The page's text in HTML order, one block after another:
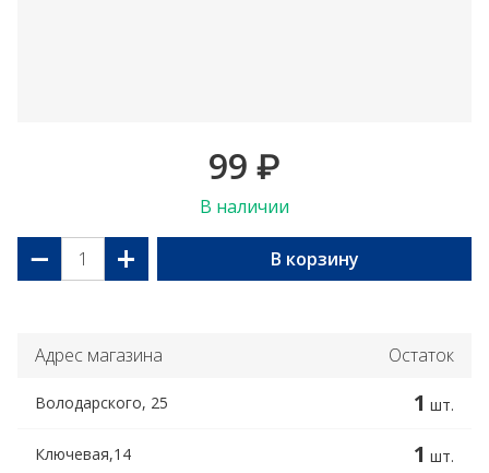
99 ₽
В наличии
− + В корзину
Адрес магазина Остаток
Володарского, 25 1 шт.
Ключевая,14 1 шт.